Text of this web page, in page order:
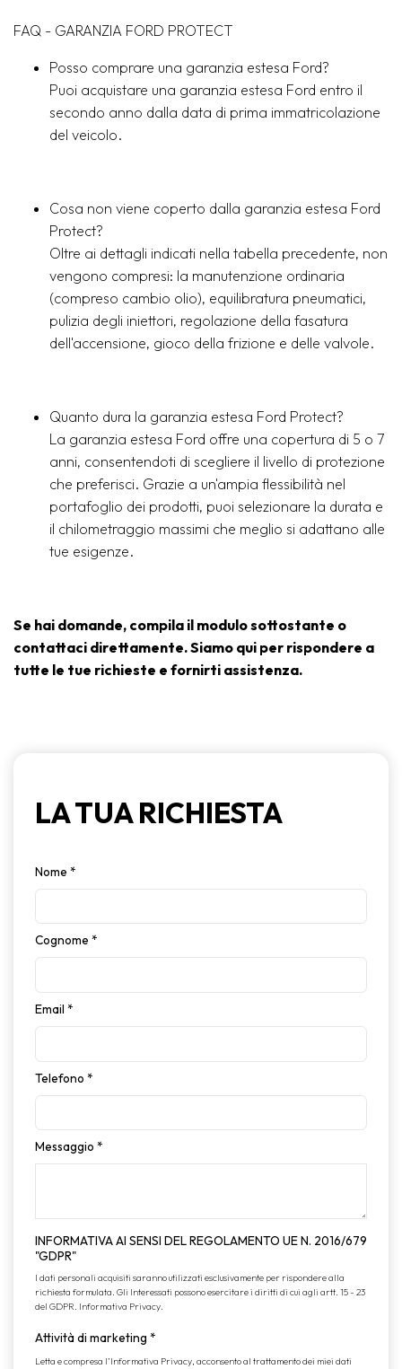
FAQ - GARANZIA FORD PROTECT
Posso comprare una garanzia estesa Ford?
Puoi acquistare una garanzia estesa Ford entro il
secondo anno dalla data di prima immatricolazione
del veicolo.
Cosa non viene coperto dalla garanzia estesa Ford
Protect?
Oltre ai dettagli indicati nella tabella precedente, non
vengono compresi: la manutenzione ordinaria
(compreso cambio olio), equilibratura pneumatici,
pulizia degli iniettori, regolazione della fasatura
dell'accensione, gioco della frizione e delle valvole.
Quanto dura la garanzia estesa Ford Protect?
La garanzia estesa Ford offre una copertura di 5 o 7
anni, consentendoti di scegliere il livello di protezione
che preferisci. Grazie a un'ampia flessibilità nel
portafoglio dei prodotti, puoi selezionare la durata e
il chilometraggio massimi che meglio si adattano alle
tue esigenze.
Se hai domande, compila il modulo sottostante o
contattaci direttamente. Siamo qui per rispondere a
tutte le tue richieste e fornirti assistenza.
LA TUA RICHIESTA
Nome *
Cognome *
Email *
Telefono *
Messaggio *
INFORMATIVA AI SENSI DEL REGOLAMENTO UE N. 2016/679
"GDPR"
I dati personali acquisiti saranno utilizzati esclusivamente per rispondere alla
richiesta formulata. Gli Interessati possono esercitare i diritti di cui agli artt. 15 - 23
del GDPR. Informativa Privacy.
Attività di marketing *
Letta e compresa l’Informativa Privacy, acconsento al trattamento dei miei dati